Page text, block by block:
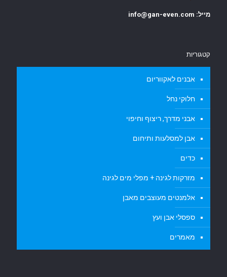
מייל: info@gan-even.com
קטגוריות
אבנים לאקווריום
חלוקי נחל
אבני מדרך, ריצוף וחיפוי
אבן למסלעות ותיחום
כדים
מזרקות לגינה + מפלי מים לגינה
אלמנטים מעוצבים מאבן
ספסלי אבן ועץ
מאמרים